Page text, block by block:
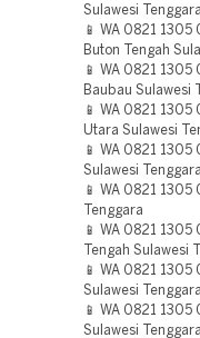
Sulawesi Tenggara
📱 WA 0821
Buton Tengah
📱 WA 0821
Baubau Sulawesi
📱 WA 0821
Utara Sulawesi
📱 WA 0821
Sulawesi Tenggara
📱 WA 0821
Tenggara
📱 WA 0821
Tengah Sulawesi
📱 WA 0821
Sulawesi Tenggara
📱 WA 0821
Sulawesi Tenggara